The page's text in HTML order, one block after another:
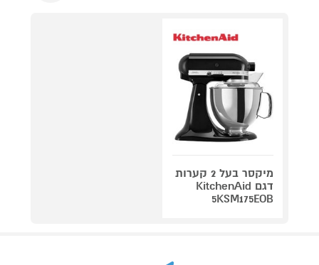
מיקסר בעל 2 קערות
דגם KitchenAid
5KSM175EOB